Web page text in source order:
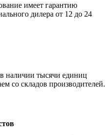
имеет гарантию
дилера от 12 до 24
наличии тысячи единиц
со складов производителей.